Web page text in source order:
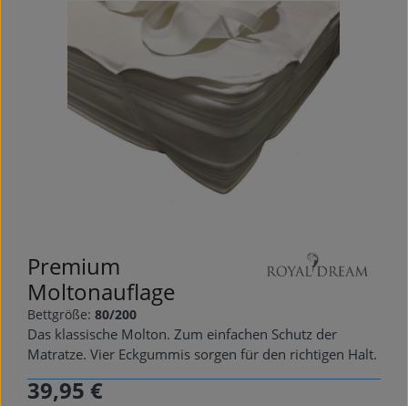
Bildergalerie überspringen
Premium
Moltonauflage
Bettgröße: 80/200
Das klassische Molton. Zum einfachen Schutz der
Matratze. Vier Eckgummis sorgen für den richtigen Halt.
Regulärer Preis:
39,95 €